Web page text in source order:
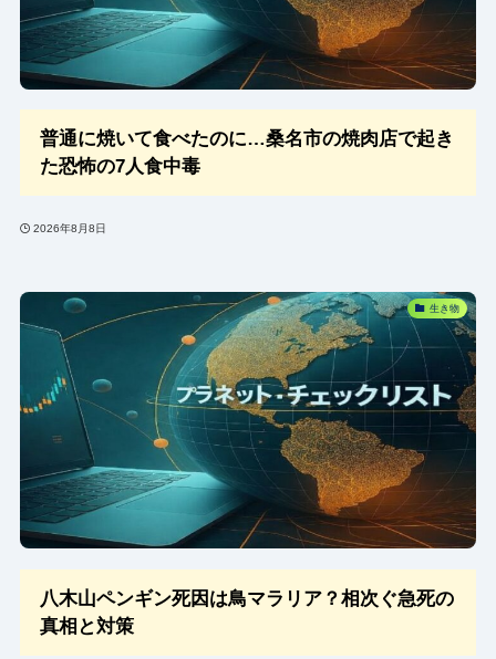
普通に焼いて食べたのに…桑名市の焼肉店で起き
た恐怖の7人食中毒
2026年8月8日
生き物
八木山ペンギン死因は鳥マラリア？相次ぐ急死の
真相と対策